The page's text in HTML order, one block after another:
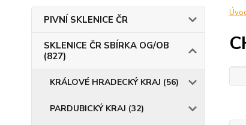
PIVNÍ SKLENICE ČR
SKLENICE ČR SBÍRKA OG/OB
(827)
KRÁLOVÉ HRADECKÝ KRAJ (56)
PARDUBICKÝ KRAJ (32)